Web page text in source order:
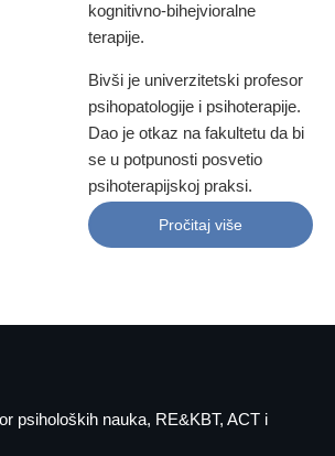
kognitivno-bihejvioralne
terapije.
Bivši je univerzitetski profesor
psihopatologije i psihoterapije.
Dao je otkaz na fakultetu da bi
se u potpunosti posvetio
psihoterapijskoj praksi.
Pročitaj više
psiholoških nauka, RE&KBT, ACT i